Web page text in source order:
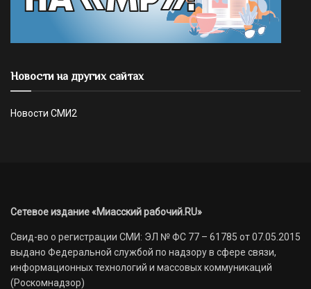
Новости на других сайтах
Новости СМИ2
Сетевое издание «Миасский рабочий.RU»
Свид-во о регистрации СМИ: ЭЛ № ФС 77 – 61785 от 07.05.2015
выдано Федеральной службой по надзору в сфере связи,
информационных технологий и массовых коммуникаций
(Роскомнадзор)